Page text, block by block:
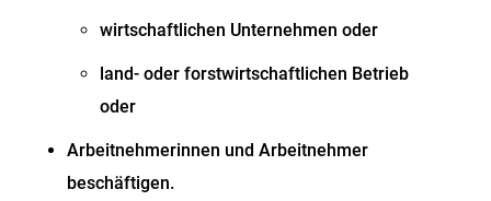
wirtschaftlichen Unternehmen oder
land- oder forstwirtschaftlichen Betrieb
oder
Arbeitnehmerinnen und Arbeitnehmer
beschäftigen.